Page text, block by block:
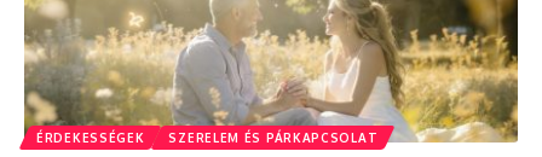
ÉRDEKESSÉGEK SZERELEM ÉS PÁRKAPCSOLAT